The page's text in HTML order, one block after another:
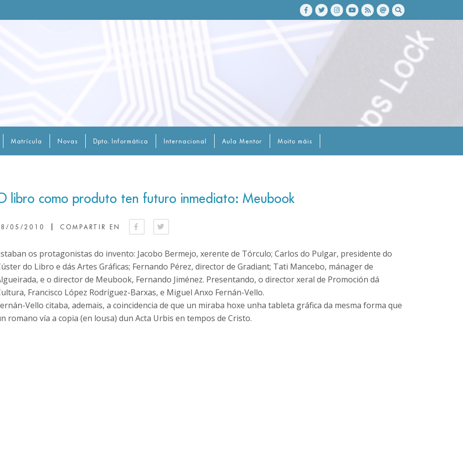
Matrícula Novas Dpto. Informática Internacional Aula Mentor Moito máis
libro como produto ten futuro inmediato: Meubook
05/2010 COMPARTIR EN
os protagonistas do invento: Jacobo Bermejo, xerente de Tórculo; Carlos do Pulgar, presidente do
do Libro e dás Artes Gráficas; Fernando Pérez, director de Gradiant; Tati Mancebo, mánager de
e o director de Meubook, Fernando Jiménez. Presentando, o director xeral de Promoción dá
Francisco López Rodríguez-Barxas, e Miguel Anxo Fernán-Vello.
Vello citaba, ademais, a coincidencia de que un miraba hoxe unha tableta gráfica da mesma forma que
romano vía a copia (en lousa) dun Acta Urbis en tempos de Cristo.